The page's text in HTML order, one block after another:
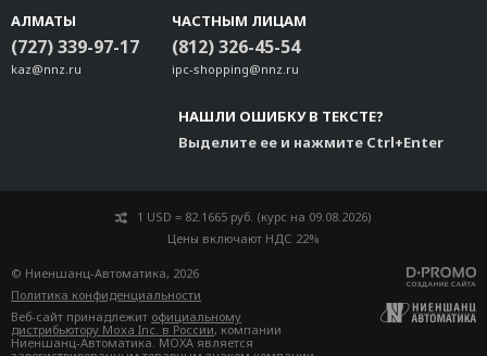
АЛМАТЫ
(727) 339-97-17
kaz@nnz.ru
ЧАСТНЫМ ЛИЦАМ
(812) 326-45-54
ipc-shopping@nnz.ru
НАШЛИ ОШИБКУ В ТЕКСТЕ?
Выделите ее и нажмите Ctrl+Enter
1 USD = 82.1665 руб. (курс на 09.08.2026)
Цены включают НДС 22%
© Ниеншанц-Автоматика, 2026
Политика конфиденциальности
Веб-сайт принадлежит официальному
дистрибьютору Moxa Inc. в России, компании
Ниеншанц-Автоматика. MOXA является